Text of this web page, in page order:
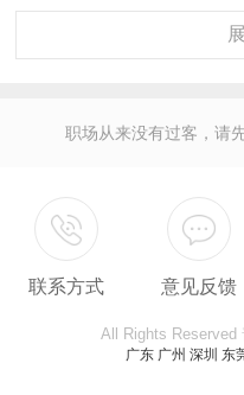
保安
广告
职场从来没有过客，请
联系方式 意见反馈
All Rights
广东 广州 深圳 东